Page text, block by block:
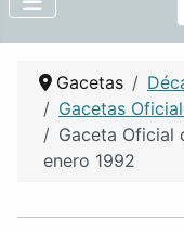
Gacetas
Gacetas
Gaceta Oficial
enero 1992